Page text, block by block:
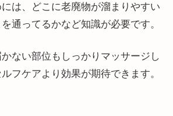
は、どこに老廃物が溜まりやすい
通ってるかなど知識が必要です。
ない部位もしっかりマッサージし
フケアより効果が期待できます。